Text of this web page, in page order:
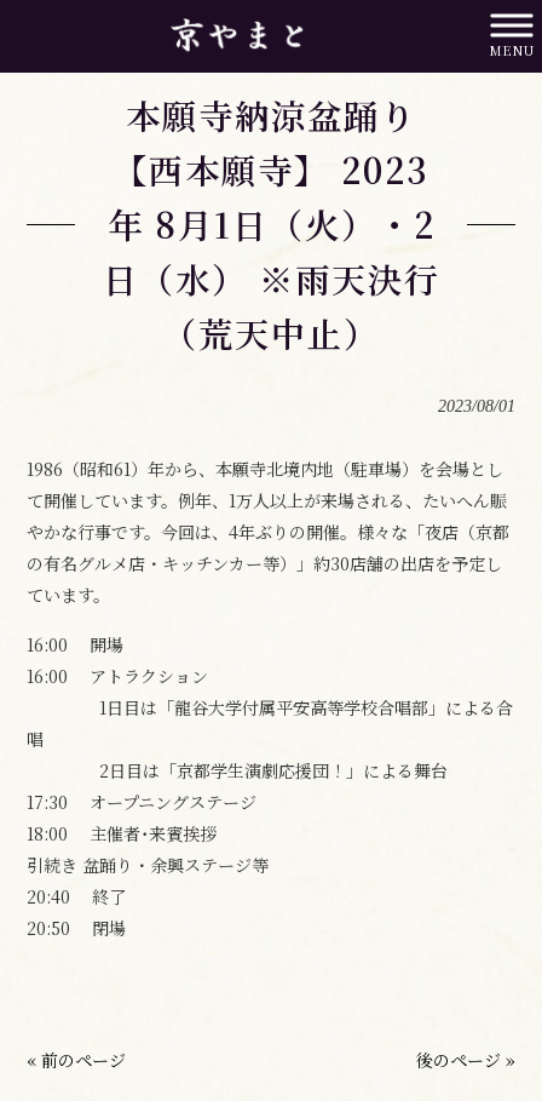
MENU
お知らせ
>
本願寺納涼盆踊り【西本願寺】 2023年 8月1日（火）・2日（水） ※雨天決行
本願寺納涼盆踊り
【西本願寺】 2023
年 8月1日（火）・2
日（水） ※雨天決行
（荒天中止）
2023/08/01
1986（昭和61）年から、本願寺北境内地（駐車場）を会場とし
て開催しています。例年、1万人以上が来場される、たいへん賑
やかな行事です。今回は、4年ぶりの開催。様々な「夜店（京都
の有名グルメ店・キッチンカー等）」約30店舗の出店を予定し
ています。
16:00 開場
16:00 アトラクション
1日目は「龍谷大学付属平安高等学校合唱部」による合
唱
2日目は「京都学生演劇応援団！」 による舞台
17:30 オープニングステージ
18:00 主催者･来賓挨拶
引続き 盆踊り・余興ステージ等
20:40 終了
20:50 閉場
« 前のページ 後のページ »